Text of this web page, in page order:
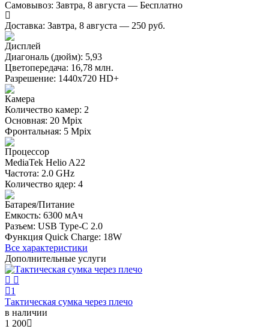
Самовывоз: Завтра, 8 августа — Бесплатно
Доставка: Завтра, 8 августа — 250 руб.
Дисплей
Диагональ (дюйм): 5,93
Цветопередача: 16,78 млн.
Разрешение: 1440х720 HD+
Камера
Количество камер: 2
Основная: 20 Mpix
Фронтальная: 5 Mpix
Процессор
MediaTek Helio A22
Частота: 2.0 GHz
Количество ядер: 4
Батарея/Питание
Емкость: 6300 мАч
Разъем: USB Type-C 2.0
Функция Quick Charge: 18W
Все характеристики
Дополнительные услуги
1
Тактическая сумка через плечо
в наличии
1 200